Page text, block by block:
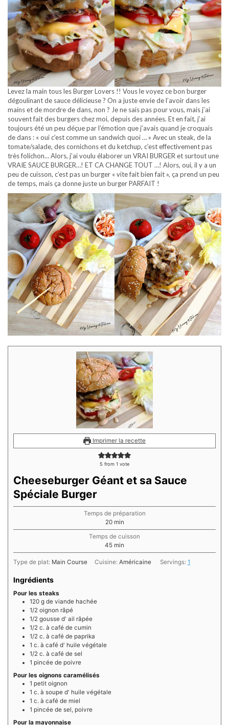
Levez la main tous les Burger Lovers !! Vous le voyez ce bon burger
dégoulinant de sauce délicieuse ? On a juste envie de l’avoir dans les
mains et de mordre de dans, non ? Je ne sais pas pour vous, mais j’ai
souvent fait des burgers chez moi, depuis des années. Et en fait, j’ai
toujours été un peu déçue par l’émotion que j’avais quand je croquais
de dans : « oui c’est comme un sandwich quoi … » Avec un steak, de la
tomate/salade, des cornichons et du ketchup, c’est effectivement pas
très folichon… Alors, j’ai voulu élaborer un VRAI BURGER et surtout une
VRAIE SAUCE BURGER…! ET CA CHANGE TOUT …! Alors, oui, il y a un
peu de cuisson, c’est pas un burger « vite fait bien fait », ça prend un peu
de temps, mais ça donne juste un burger PARFAIT !
Imprimer la recette
5 from 1 vote
Cheeseburger Géant et sa Sauce
Spéciale Burger
Temps de préparation
20minutes
min
Temps de cuisson
45minutes
min
Type de plat: Main Course Cuisine:Américaine Servings:1
Ingrédients
Pour les steaks
120 g de viande hachée
1/2 oignon râpé
1/2 gousse d' ail râpée
1/2 c. à café de cumin
1/2 c. à café de paprika
1 c. à café d' huile végétale
1/2 c. à café de sel
1 pincée de poivre
Pour les oignons caramélisés
1 petit oignon
1 c. à soupe d' huile végétale
1 c. à café de miel
1 pincée de sel, poivre
Pour la mayonnaise